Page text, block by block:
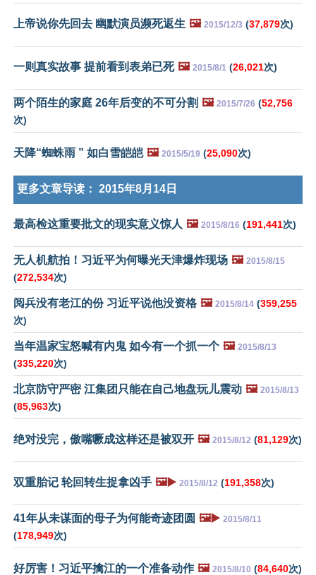
上帝说你先回去 幽默演员濒死返生 🖼️ 2015/12/3 (37,879次)
一则真实故事 提前看到表弟已死 🖼️ 2015/8/1 (26,021次)
两个陌生的家庭 26年后变的不可分割 🖼️ 2015/7/26 (52,756
次)
天降“蜘蛛雨 ” 如白雪皑皑 🖼️ 2015/5/19 (25,090次)
更多文章导读： 2015年8月14日
最高检这重要批文的现实意义惊人 🖼️ 2015/8/16 (191,441次)
无人机航拍！习近平为何曝光天津爆炸现场 🖼️ 2015/8/15
(272,534次)
阅兵没有老江的份 习近平说他没资格 🖼️ 2015/8/14 (359,255
次)
当年温家宝怒喊有内鬼 如今有一个抓一个 🖼️ 2015/8/13
(335,220次)
北京防守严密 江集团只能在自己地盘玩儿震动 🖼️ 2015/8/13
(85,963次)
绝对没完，傲嘴噘成这样还是被双开 🖼️ 2015/8/12 (81,129次)
双重胎记 轮回转生捉拿凶手 🖼️▶️ 2015/8/12 (191,358次)
41年从未谋面的母子为何能奇迹团圆 🖼️▶️ 2015/8/11
(178,949次)
好厉害！习近平擒江的一个准备动作 🖼️ 2015/8/10 (84,640次)